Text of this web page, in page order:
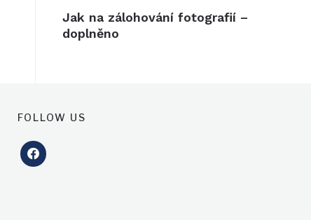
Jak na zálohování fotografií –
doplněno
FOLLOW US
facebook